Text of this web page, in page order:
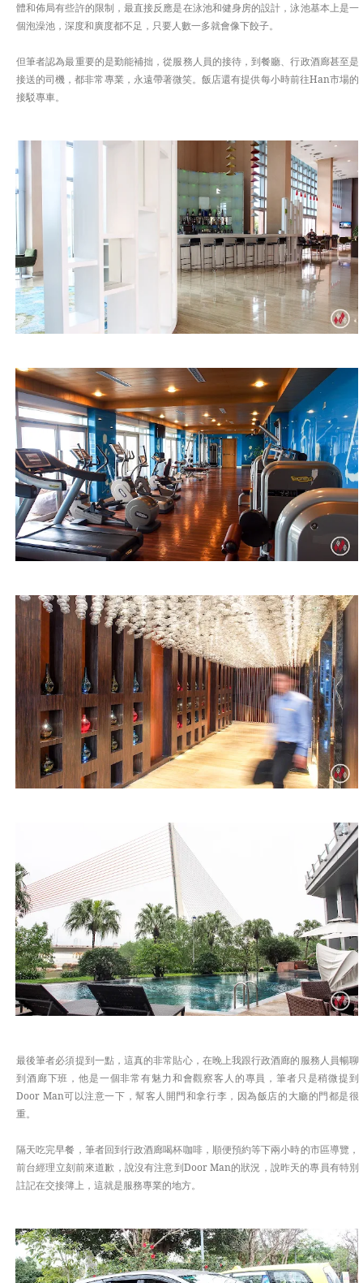
體和佈局有些許的限制，最直接反應是在泳池和健身房的設計，泳池基本上是一
個泡澡池，深度和廣度都不足，只要人數一多就會像下餃子。
但筆者認為最重要的是勤能補拙，從服務人員的接待，到餐廳、行政酒廊甚至是
接送的司機，都非常專業，永遠帶著微笑。飯店還有提供每小時前往Han市場的
接駁專車。
最後筆者必須提到一點，這真的非常貼心，在晚上我跟行政酒廊的服務人員暢聊
到酒廊下班，他是一個非常有魅力和會觀察客人的專員，筆者只是稍微提到
Door Man可以注意一下，幫客人開門和拿行李，因為飯店的大廳的門都是很
重。
隔天吃完早餐，筆者回到行政酒廊喝杯咖啡，順便預約等下兩小時的市區導覽，
前台經理立刻前來道歉，說沒有注意到Door Man的狀況，說昨天的專員有特別
註記在交接簿上，這就是服務專業的地方。